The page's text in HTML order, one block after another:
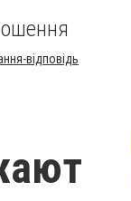
відповідь